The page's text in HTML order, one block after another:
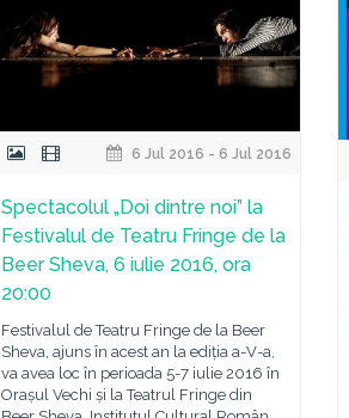
6 Jul 2016 - 6 Jul 2016
Spectacolul „Doi dintre noi” la
Festivalul de Teatru Fringe de la
Beer Sheva, 6 iulie 2016, ora
20:00
Festivalul de Teatru Fringe de la Beer
Sheva, ajuns în acest an la ediția a-V-a,
va avea loc în perioada 5-7 iulie 2016 în
Orașul Vechi și la Teatrul Fringe din